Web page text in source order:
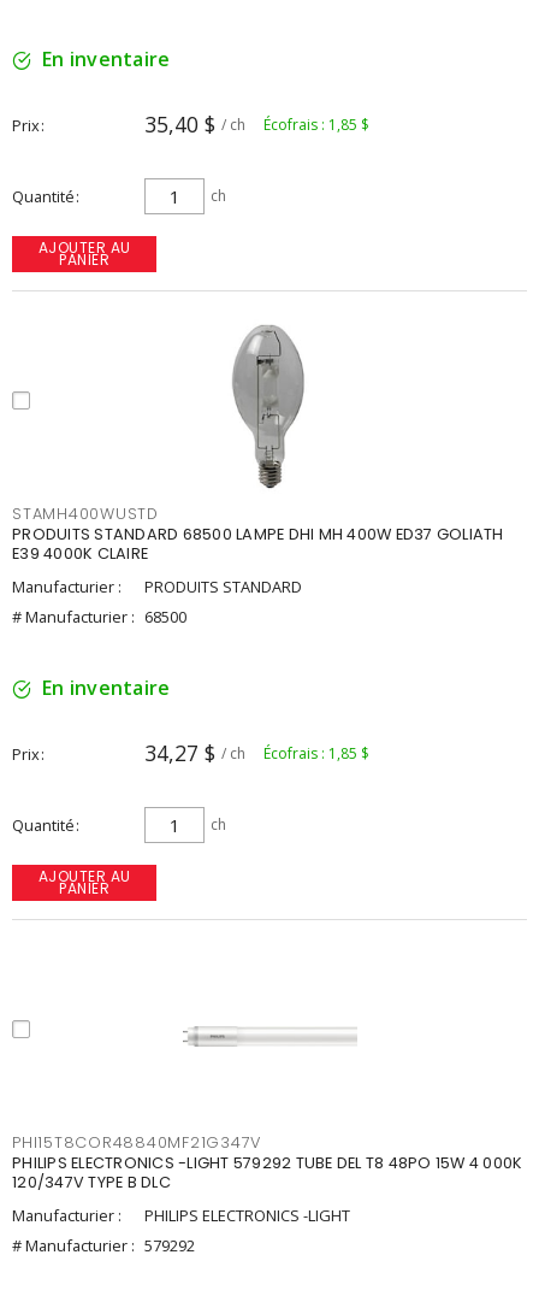
En inventaire
Prix 35,40 $ / ch Écofrais : 1,85 $
Quantité ch
AJOUTER AU
PANIER
STAMH400WUSTD
PRODUITS STANDARD 68500 LAMPE DHI MH 400W ED37 GOLIATH
E39 4000K CLAIRE
Manufacturier :
PRODUITS STANDARD
# Manufacturier : 68500
En inventaire
Prix 34,27 $ / ch Écofrais : 1,85 $
Quantité ch
AJOUTER AU
PANIER
PHI15T8COR48840MF21G347V
PHILIPS ELECTRONICS -LIGHT 579292 TUBE DEL T8 48PO 15W 4 000K
120/347V TYPE B DLC
Manufacturier :
PHILIPS ELECTRONICS -LIGHT
# Manufacturier : 579292